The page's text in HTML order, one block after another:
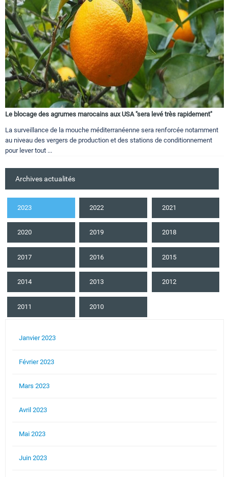
Le blocage des agrumes marocains aux USA "sera levé très rapidement"
La surveillance de la mouche méditerranéenne sera renforcée notamment
au niveau des vergers de production et des stations de conditionnement
pour lever tout ...
Archives actualités
2023 2022 2021
2020 2019 2018
2017 2016 2015
2014 2013 2012
2011 2010
Janvier 2023
Février 2023
Mars 2023
Avril 2023
Mai 2023
Juin 2023